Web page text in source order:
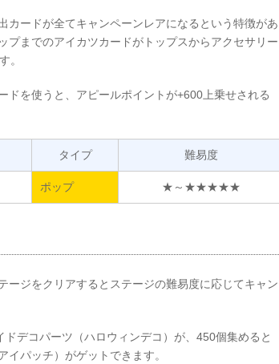
カードが全てキャンペーンレアになるという特徴があ
プまでのアイカツカードがトップスからアクセサリー
。
ドを使うと、アピールポイントが+600上乗せされる
タイプ 難易度
ポップ ★～★★★★★
ージをクリアするとステージの難易度に応じてキャン
デコパーツ（ハロウィンデコ）が、450個集めると
パッチ）がゲットできます。